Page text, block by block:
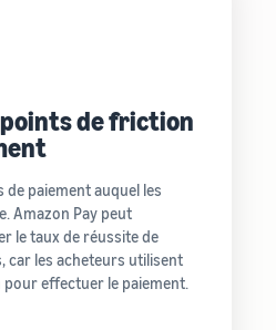
points de friction
paiement auquel les
Amazon Pay peut
le taux de réussite de
car les acheteurs utilisent
effectuer le paiement.